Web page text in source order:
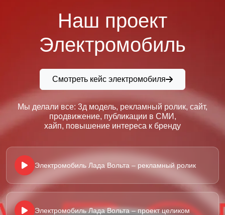
Наш проект
Электромобиль
Смотреть кейс электромобиля
Мы делали все: 3д модель, рекламный ролик, сайт,
продвижение, публикации в СМИ,
хайп, повышение интереса к бренду
Электромобиль Лада Вольта – рекламный ролик
Электромобиль Лада Вольта – проект целиком